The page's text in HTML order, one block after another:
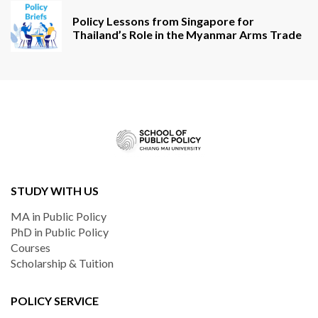
Policy Lessons from Singapore for
Thailand’s Role in the Myanmar Arms Trade
STUDY WITH US
MA in Public Policy
PhD in Public Policy
Courses
Scholarship & Tuition
POLICY SERVICE